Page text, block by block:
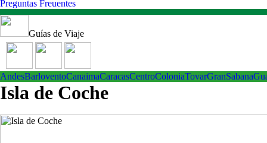
Preguntas Freuentes
Guías de Viaje
AndesBarloventoCanaimaCaracasCentroColoniaTovarGranSabana
Isla de Coche